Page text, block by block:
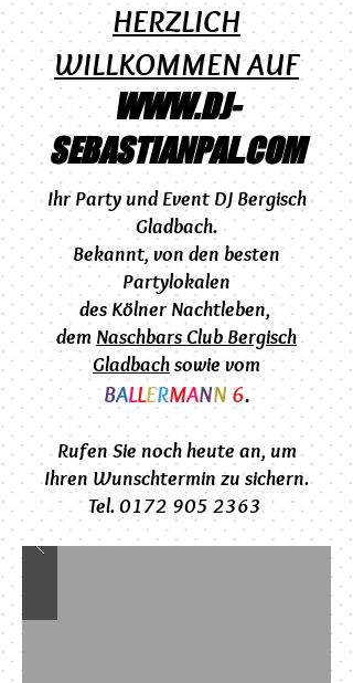
HERZLICH
WILLKOMMEN AUF
WWW.DJ-
SEBASTIANPAL.COM
Ihr Party undEvent DJ Bergisch
Gladbach.
Bekannt, von den besten
Partylokalen
des Kölner Nachtleben,
dem NaschbarsClub Bergisch
Gladbachsowie vom
BALLERMANN 6.
Rufen Sie noch heute an, um
Ihren Wunschtermin zu sichern.
Tel. 0172 905 2363